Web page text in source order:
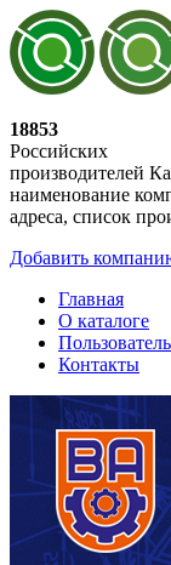
18853
Российских
производителей
наименование
адреса, список
Добавить
Главная
О каталоге
Контакты